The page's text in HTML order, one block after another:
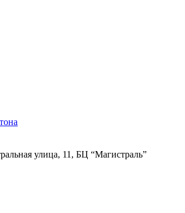
улица, 11, ​БЦ “Магистраль”